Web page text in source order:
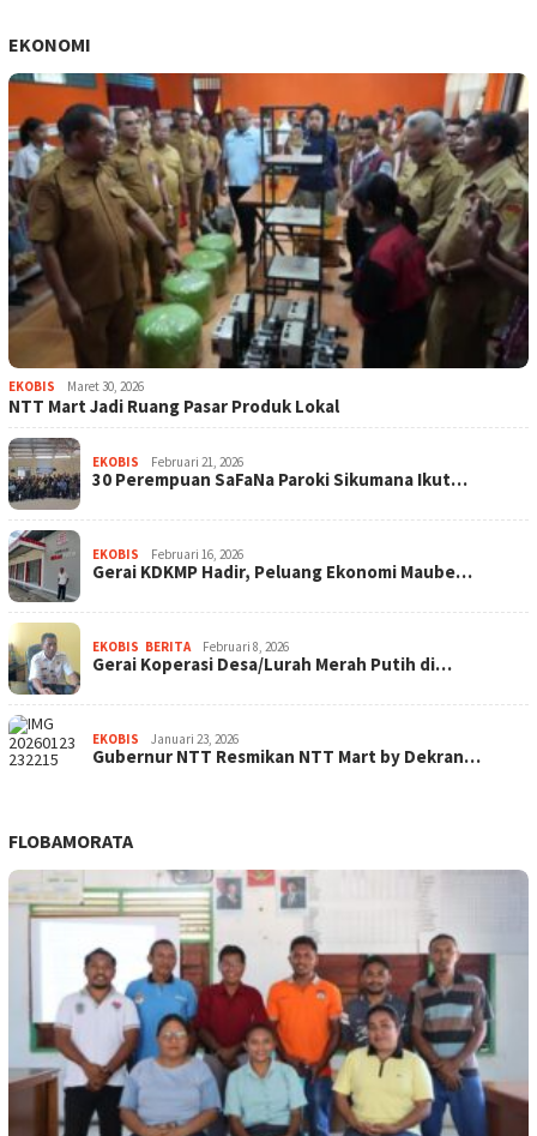
EKONOMI
EKOBIS Maret 30, 2026
NTT Mart Jadi Ruang Pasar Produk Lokal
EKOBIS Februari 21, 2026
30 Perempuan SaFaNa Paroki Sikumana Ikut…
EKOBIS Februari 16, 2026
Gerai KDKMP Hadir, Peluang Ekonomi Maube…
EKOBIS BERITA Februari 8, 2026
Gerai Koperasi Desa/Lurah Merah Putih di…
EKOBIS Januari 23, 2026
Gubernur NTT Resmikan NTT Mart by Dekran…
FLOBAMORATA